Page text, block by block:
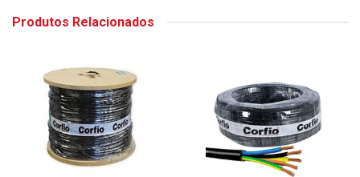
Produtos Relacionados